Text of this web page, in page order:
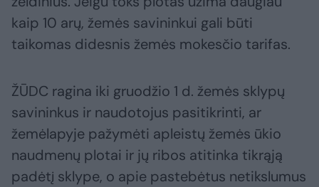
kaip 10 arų, žemės savininkui gali būti
taikomas didesnis žemės mokesčio tarifas.
ŽŪDC ragina iki gruodžio 1 d. žemės sklypų
savininkus ir naudotojus pasitikrinti, ar
žemėlapyje pažymėti apleistų žemės ūkio
naudmenų plotai ir jų ribos atitinka tikrąją
padėtį sklype, o apie pastebėtus netikslumus